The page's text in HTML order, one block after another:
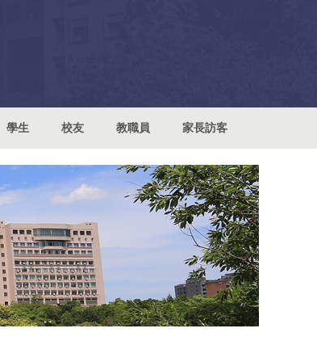
學生 校友 教職員 家長訪客